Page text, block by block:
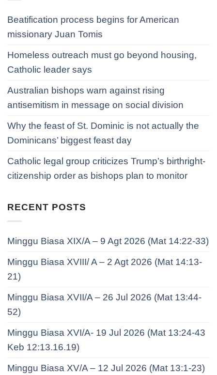
Beatification process begins for American
missionary Juan Tomis
Homeless outreach must go beyond housing,
Catholic leader says
Australian bishops warn against rising
antisemitism in message on social division
Why the feast of St. Dominic is not actually the
Dominicans’ biggest feast day
Catholic legal group criticizes Trump’s birthright-
citizenship order as bishops plan to monitor
RECENT POSTS
Minggu Biasa XIX/A – 9 Agt 2026 (Mat 14:22-33)
Minggu Biasa XVIII/ A – 2 Agt 2026 (Mat 14:13-
21)
Minggu Biasa XVII/A – 26 Jul 2026 (Mat 13:44-
52)
Minggu Biasa XVI/A- 19 Jul 2026 (Mat 13:24-43
Keb 12:13.16.19)
Minggu Biasa XV/A – 12 Jul 2026 (Mat 13:1-23)